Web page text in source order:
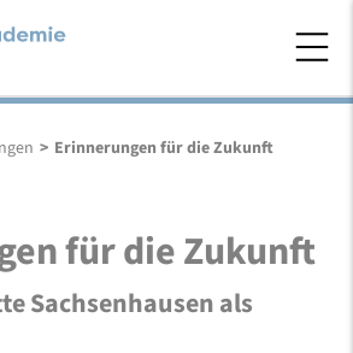
> Erinnerungen für die Zukunft
für die Zukunft
Sachsenhausen als